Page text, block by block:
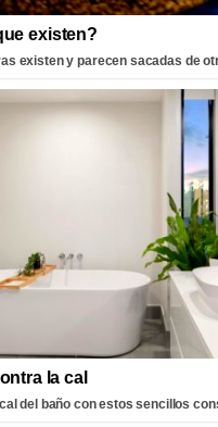
existen?
existen y parecen sacadas de
la cal
del baño con estos sencillos